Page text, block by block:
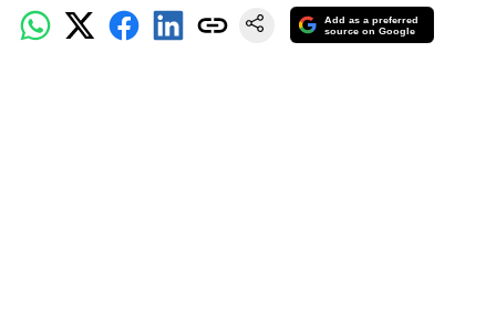
Add as a preferred
source on Google